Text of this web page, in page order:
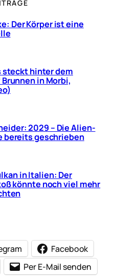
Der Körper ist eine
steckt hinter dem
in Morbi,
2029 – Die Alien-
bereits geschrieben
in Italien: Der
könnte noch viel mehr
Facebook
Per E-Mail senden